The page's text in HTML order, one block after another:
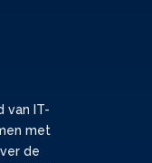
van IT-
met
de